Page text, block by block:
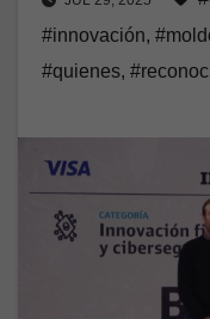
#innovación,
#quienes,